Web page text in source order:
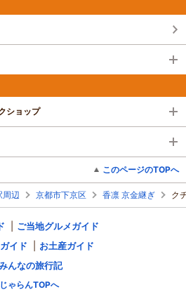
ショップ
このページのTOPへ
周辺 京都市下京区 香凛 京金継ぎ ク
ご当地グルメガイド
イド
お土産ガイド
んなの旅行記
じゃらんTOPへ